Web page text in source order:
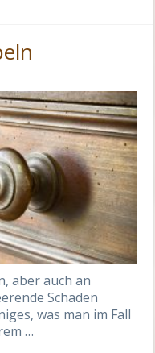
aber auch an
Schäden
was man im Fall
…